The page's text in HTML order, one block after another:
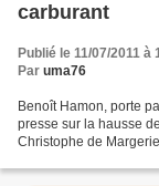
carburant
Publié le 11/07/2011 à
Par uma76
Benoît Hamon, porte
presse sur la hausse
Christophe de